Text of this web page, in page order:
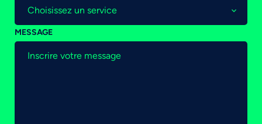
MESSAGE